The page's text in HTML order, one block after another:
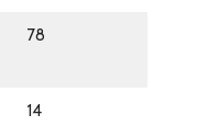
78
14